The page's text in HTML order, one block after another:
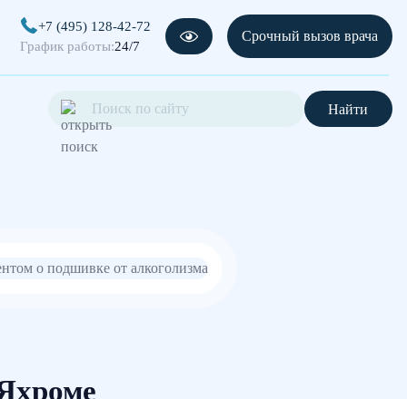
+7 (495) 128-42-72
График работы:24/7
Срочный вызов врача
Найти